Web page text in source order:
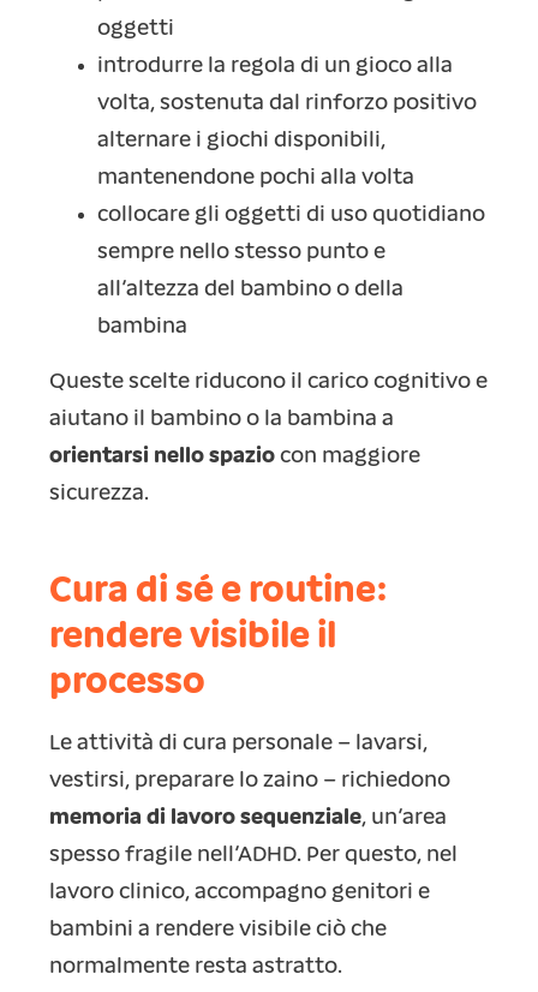
oggetti
introdurre la regola di un gioco alla
volta, sostenuta dal rinforzo positivo
alternare i giochi disponibili,
mantenendone pochi alla volta
collocare gli oggetti di uso quotidiano
sempre nello stesso punto e
all’altezza del bambino o della
bambina
Queste scelte riducono il carico cognitivo e
aiutano il bambino o la bambina a
orientarsi nello spazio con maggiore
sicurezza.
Cura di sé e routine:
rendere visibile il
processo
Le attività di cura personale – lavarsi,
vestirsi, preparare lo zaino – richiedono
memoria di lavoro sequenziale, un’area
spesso fragile nell’ADHD. Per questo, nel
lavoro clinico, accompagno genitori e
bambini a rendere visibile ciò che
normalmente resta astratto.